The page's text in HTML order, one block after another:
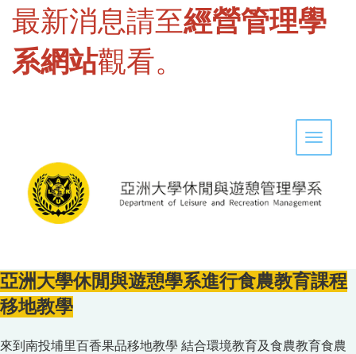
最新消息請至經營管理學
系網站觀看。
Toggle
亞洲大學休閒與遊憩學系進行食農教育課程
移地教學
來到南投埔里百香果品移地教學 結合環境教育及食農教育食農